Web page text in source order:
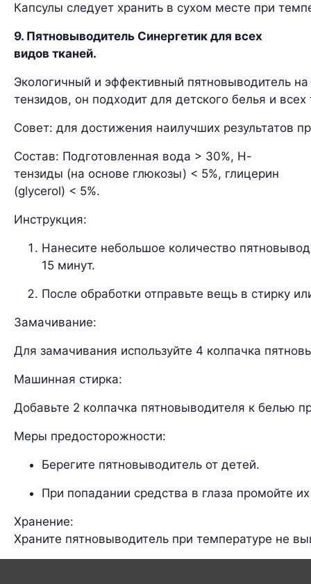
Капсулы следует хранить в сухом месте при
9. Пятновыводитель Синергетик для всех
видов тканей.
Экологичный и эффективный пятновыводитель
тензидов, он подходит для детского белья и
Совет: для достижения наилучших результатов
Состав: Подготовленная вода > 30%, Н-
тензиды (на основе глюкозы) < 5%, глицерин
(glycerol) < 5%.
Инструкция:
Нанесите небольшое количество
15 минут.
После обработки отправьте вещь в стирку
Замачивание:
Для замачивания используйте 4 колпачка
Машинная стирка:
Добавьте 2 колпачка пятновыводителя к белью
Меры предосторожности:
Берегите пятновыводитель от детей.
При попадании средства в глаза промойте
Хранение:
Храните пятновыводитель при температуре не